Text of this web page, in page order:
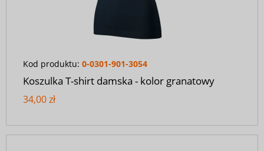
Kod produktu: 0-0301-901-3054
Koszulka T-shirt damska - kolor granatowy
34,00 zł